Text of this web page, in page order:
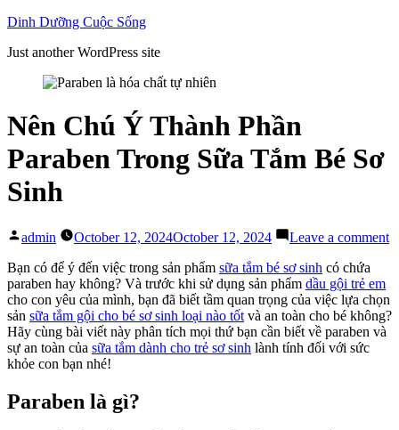
Skip
content
Dinh Dưỡng Cuộc Sống
Just another WordPress site
Nên Chú Ý Thành Phần
Paraben Trong Sữa Tắm Bé Sơ
Sinh
Posted
admin October 12, 2024October 12, 2024 Leave a comment
Bạn có để ý đến việc trong sản phẩm sữa tắm bé sơ sinh có chứa
paraben hay không? Và trước khi sử dụng sản phẩm dầu gội trẻ em
cho con yêu của mình, bạn đã biết tầm quan trọng của việc lựa chọn
sản sữa tắm gội cho bé sơ sinh loại nào tốt và an toàn cho bé không?
Hãy cùng bài viết này phân tích mọi thứ bạn cần biết về paraben và
sự an toàn của sữa tắm dành cho trẻ sơ sinh lành tính đối với sức
khỏe con bạn nhé!
Paraben là gì?